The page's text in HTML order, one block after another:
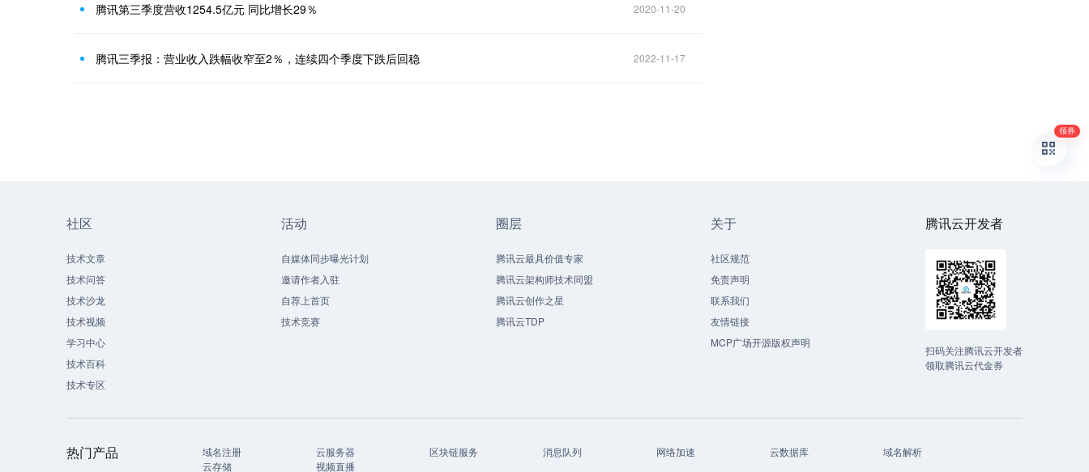
腾讯第三季度营收1254.5亿元 同比增长29％ 2020-11-20
腾讯三季报：营业收入跌幅收窄至2％，连续四个季度下跌后回稳 2022-11-17
社区
技术文章
技术问答
技术沙龙
技术视频
学习中心
技术百科
技术专区
活动
自媒体同步曝光计划
邀请作者入驻
自荐上首页
技术竞赛
圈层
腾讯云最具价值专家
腾讯云架构师技术同盟
腾讯云创作之星
腾讯云TDP
关于
社区规范
免责声明
联系我们
友情链接
MCP广场开源版权声明
腾讯云开发者
扫码关注腾讯云开发者
领取腾讯云代金券
热门产品 域名注册 云服务器 区块链服务 消息队列 网络加速 云数据库
域名解析
云存储
视频直播
领券